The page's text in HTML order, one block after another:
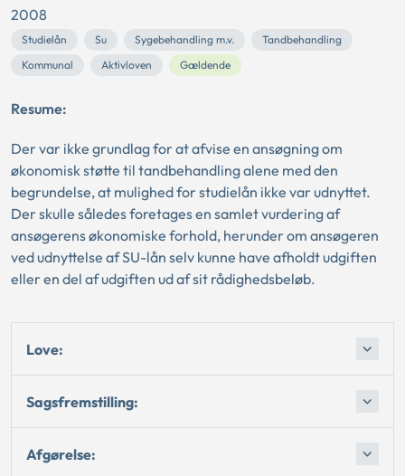
2008
Studielån Su Sygebehandling m.v.
Tandbehandling
Kommunal
Aktivloven Gældende
Resume:
Der var ikke grundlag for at afvise en ansøgning om
økonomisk støtte til tandbehandling alene med den
begrundelse, at mulighed for studielån ikke var udnyttet.
Der skulle således foretages en samlet vurdering af
ansøgerens økonomiske forhold, herunder om ansøgeren
ved udnyttelse af SU-lån selv kunne have afholdt udgiften
eller en del af udgiften ud af sit rådighedsbeløb.
Love:
Sagsfremstilling:
Afgørelse: